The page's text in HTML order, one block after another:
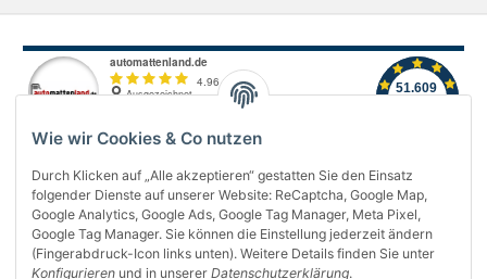
Wie wir Cookies & Co nutzen
Durch Klicken auf „Alle akzeptieren“ gestatten Sie den Einsatz
folgender Dienste auf unserer Website: ReCaptcha, Google Map,
Google Analytics, Google Ads, Google Tag Manager, Meta Pixel,
Google Tag Manager. Sie können die Einstellung jederzeit ändern
(Fingerabdruck-Icon links unten). Weitere Details finden Sie unter
Konfigurieren und in unserer Datenschutzerklärung.
Über uns
Informationen